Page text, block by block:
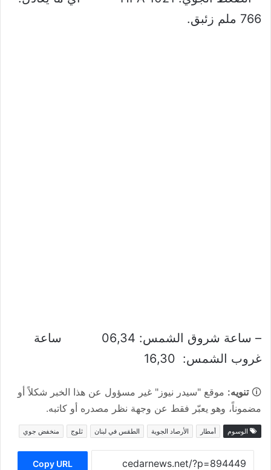
766 ملم زئبق.
– ساعة شروق الشمس: 06,34 ساعة
غروب الشمس: 16,30
🛈تنويه: موقع "سيدر نيوز" غير مسؤول عن هذا الخبر شكلاً أو
مضموناً، وهو يعبّر فقط عن وجهة نظر مصدره أو كاتبه.
الوسوم أمطار الأرصاد الجوية الطقس في لبنان ثلوج منخفض جوي
Copy URL